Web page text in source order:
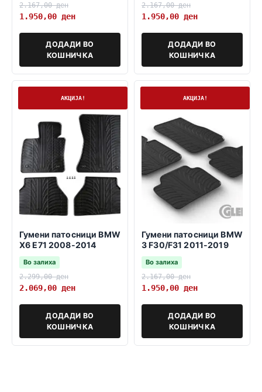
2.167,00ден
1.950,00 ден
ДОДАДИ ВО
КОШНИЧКА
2.167,00ден
1.950,00 ден
ДОДАДИ ВО
КОШНИЧКА
АКЦИЈА!
Гумени патосници BMW
X6 E71 2008-2014
Во залиха
2.299,00ден
2.069,00 ден
ДОДАДИ ВО
КОШНИЧКА
АКЦИЈА!
Гумени патосници BMW
3 F30/F31 2011-2019
Во залиха
2.167,00ден
1.950,00 ден
ДОДАДИ ВО
КОШНИЧКА